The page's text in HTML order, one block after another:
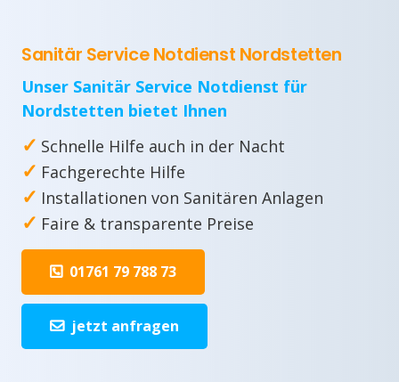
Sanitär Service Notdienst Nordstetten
Unser Sanitär Service Notdienst für
Nordstetten bietet Ihnen
✓ Schnelle Hilfe auch in der Nacht
✓ Fachgerechte Hilfe
✓ Installationen von Sanitären Anlagen
✓ Faire & transparente Preise
01761 79 788 73
jetzt anfragen